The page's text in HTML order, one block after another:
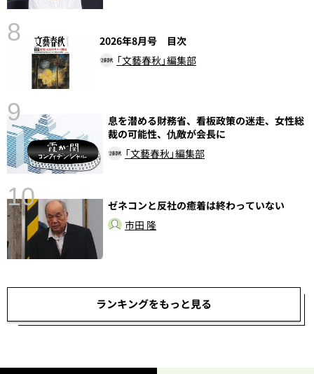
8
2026年8月号 目次
「文藝春秋」編集部
9
息を潜める財務省、看板政策の迷走、女性総
裁の可能性、仇敵が会長に
「文藝春秋」編集部
10
ゼネコンと反社の癒着は終わっていない
市田 隆
ランキングをもっと見る